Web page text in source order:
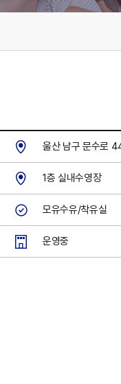
울산 남구 문수로
1층 실내수영장
모유수유/착유실
운영중